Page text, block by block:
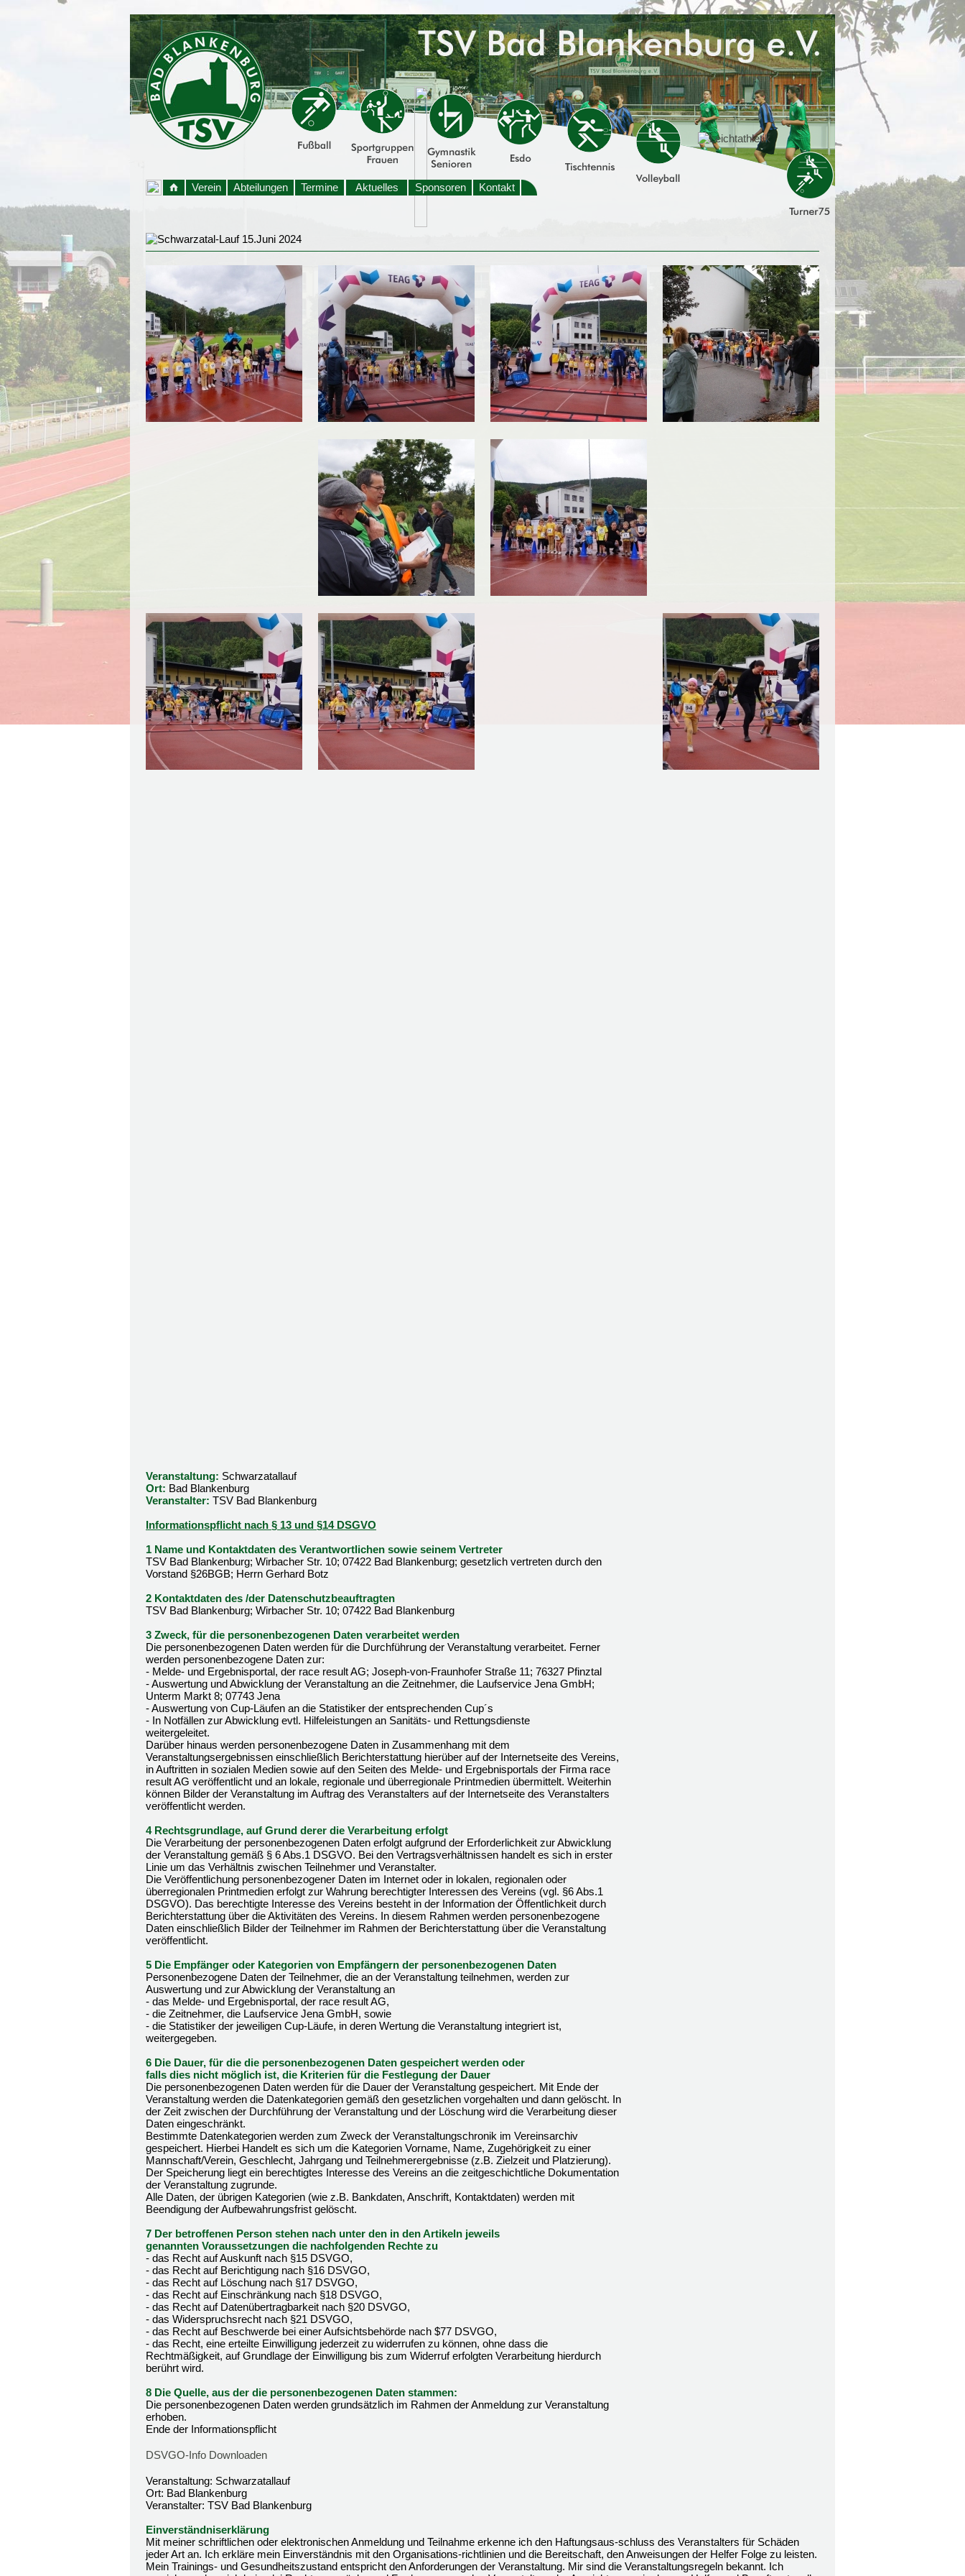
Verein Abteilungen Termine Aktuelles Sponsoren Kontakt
Veranstaltung: Schwarzatallauf
Ort: Bad Blankenburg
Veranstalter: TSV Bad Blankenburg
Informationspflicht nach § 13 und §14 DSGVO
1 Name und Kontaktdaten des Verantwortlichen sowie seinem Vertreter
TSV Bad Blankenburg; Wirbacher Str. 10; 07422 Bad Blankenburg; gesetzlich vertreten durch den
Vorstand §26BGB; Herrn Gerhard Botz
2 Kontaktdaten des /der Datenschutzbeauftragten
TSV Bad Blankenburg; Wirbacher Str. 10; 07422 Bad Blankenburg
3 Zweck, für die personenbezogenen Daten verarbeitet werden
Die personenbezogenen Daten werden für die Durchführung der Veranstaltung verarbeitet. Ferner
werden personenbezogene Daten zur:
- Melde- und Ergebnisportal, der race result AG; Joseph-von-Fraunhofer Straße 11; 76327 Pfinztal
- Auswertung und Abwicklung der Veranstaltung an die Zeitnehmer, die Laufservice Jena GmbH;
Unterm Markt 8; 07743 Jena
- Auswertung von Cup-Läufen an die Statistiker der entsprechenden Cup´s
- In Notfällen zur Abwicklung evtl. Hilfeleistungen an Sanitäts- und Rettungsdienste
weitergeleitet.
Darüber hinaus werden personenbezogene Daten in Zusammenhang mit dem
Veranstaltungsergebnissen einschließlich Berichterstattung hierüber auf der Internetseite des Vereins,
in Auftritten in sozialen Medien sowie auf den Seiten des Melde- und Ergebnisportals der Firma race
result AG veröffentlicht und an lokale, regionale und überregionale Printmedien übermittelt. Weiterhin
können Bilder der Veranstaltung im Auftrag des Veranstalters auf der Internetseite des Veranstalters
veröffentlicht werden.
4 Rechtsgrundlage, auf Grund derer die Verarbeitung erfolgt
Die Verarbeitung der personenbezogenen Daten erfolgt aufgrund der Erforderlichkeit zur Abwicklung
der Veranstaltung gemäß § 6 Abs.1 DSGVO. Bei den Vertragsverhältnissen handelt es sich in erster
Linie um das Verhältnis zwischen Teilnehmer und Veranstalter.
Die Veröffentlichung personenbezogener Daten im Internet oder in lokalen, regionalen oder
überregionalen Printmedien erfolgt zur Wahrung berechtigter Interessen des Vereins (vgl. §6 Abs.1
DSGVO). Das berechtigte Interesse des Vereins besteht in der Information der Öffentlichkeit durch
Berichterstattung über die Aktivitäten des Vereins. In diesem Rahmen werden personenbezogene
Daten einschließlich Bilder der Teilnehmer im Rahmen der Berichterstattung über die Veranstaltung
veröffentlicht.
5 Die Empfänger oder Kategorien von Empfängern der personenbezogenen Daten
Personenbezogene Daten der Teilnehmer, die an der Veranstaltung teilnehmen, werden zur
Auswertung und zur Abwicklung der Veranstaltung an
- das Melde- und Ergebnisportal, der race result AG,
- die Zeitnehmer, die Laufservice Jena GmbH, sowie
- die Statistiker der jeweiligen Cup-Läufe, in deren Wertung die Veranstaltung integriert ist,
weitergegeben.
6 Die Dauer, für die die personenbezogenen Daten gespeichert werden oder
falls dies nicht möglich ist, die Kriterien für die Festlegung der Dauer
Die personenbezogenen Daten werden für die Dauer der Veranstaltung gespeichert. Mit Ende der
Veranstaltung werden die Datenkategorien gemäß den gesetzlichen vorgehalten und dann gelöscht. In
der Zeit zwischen der Durchführung der Veranstaltung und der Löschung wird die Verarbeitung dieser
Daten eingeschränkt.
Bestimmte Datenkategorien werden zum Zweck der Veranstaltungschronik im Vereinsarchiv
gespeichert. Hierbei Handelt es sich um die Kategorien Vorname, Name, Zugehörigkeit zu einer
Mannschaft/Verein, Geschlecht, Jahrgang und Teilnehmerergebnisse (z.B. Zielzeit und Platzierung).
Der Speicherung liegt ein berechtigtes Interesse des Vereins an die zeitgeschichtliche Dokumentation
der Veranstaltung zugrunde.
Alle Daten, der übrigen Kategorien (wie z.B. Bankdaten, Anschrift, Kontaktdaten) werden mit
Beendigung der Aufbewahrungsfrist gelöscht.
7 Der betroffenen Person stehen nach unter den in den Artikeln jeweils
genannten Voraussetzungen die nachfolgenden Rechte zu
- das Recht auf Auskunft nach §15 DSVGO,
- das Recht auf Berichtigung nach §16 DSVGO,
- das Recht auf Löschung nach §17 DSVGO,
- das Recht auf Einschränkung nach §18 DSVGO,
- das Recht auf Datenübertragbarkeit nach §20 DSVGO,
- das Widerspruchsrecht nach §21 DSVGO,
- das Recht auf Beschwerde bei einer Aufsichtsbehörde nach $77 DSVGO,
- das Recht, eine erteilte Einwilligung jederzeit zu widerrufen zu können, ohne dass die
Rechtmäßigkeit, auf Grundlage der Einwilligung bis zum Widerruf erfolgten Verarbeitung hierdurch
berührt wird.
8 Die Quelle, aus der die personenbezogenen Daten stammen:
Die personenbezogenen Daten werden grundsätzlich im Rahmen der Anmeldung zur Veranstaltung
erhoben.
Ende der Informationspflicht
DSVGO-Info Downloaden
Veranstaltung: Schwarzatallauf
Ort: Bad Blankenburg
Veranstalter: TSV Bad Blankenburg
Einverständniserklärung
Mit meiner schriftlichen oder elektronischen Anmeldung und Teilnahme erkenne ich den Haftungsaus-schluss des Veranstalters für Schäden
jeder Art an. Ich erkläre mein Einverständnis mit den Organisations-richtlinien und die Bereitschaft, den Anweisungen der Helfer Folge zu leisten.
Mein Trainings- und Gesundheitszustand entspricht den Anforderungen der Veranstaltung. Mir sind die Veranstaltungsregeln bekannt. Ich